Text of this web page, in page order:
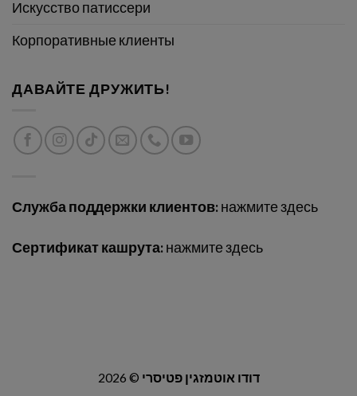
Искусство патиссери
Корпоративные клиенты
ДАВАЙТЕ ДРУЖИТЬ!
Служба поддержки клиентов:нажмите здесь
Сертификат кашрута:нажмите здесь
2026 © דודו אוטמזגין פטיסרי